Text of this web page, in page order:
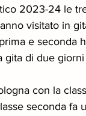
2023-24 le
visitato in
e
gita di due
con la
seconda